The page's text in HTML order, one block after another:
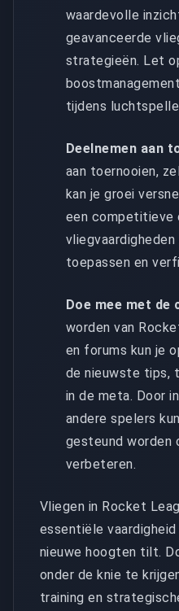
waardevolle
geavanceerde
strategieën. Let
tijdens
Deelnemen aan
aan toernooien,
kan je groei
een competitieve
toepassen en
Doe mee met de
worden van
en forums kun je
de nieuwste tips,
in de meta. Door
andere spelers
gesteund worden
verbeteren.
Vliegen in Rocket
essentiële
nieuwe hoogten tilt.
onder de knie te
training en